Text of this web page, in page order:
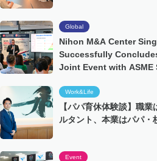
Global
Nihon M&A Center
Successfully
Joint Event with ASME
Work&Life
【パパ育休体験談】職
ルタント、本業はパパ・
Event